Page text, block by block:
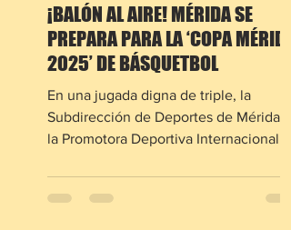
¡BALÓN AL AIRE! MÉRIDA SE
PREPARA PARA LA ‘COPA MÉRIDA
2025’ DE BÁSQUETBOL
En una jugada digna de triple, la
Subdirección de Deportes de Mérida y
la Promotora Deportiva Internacional